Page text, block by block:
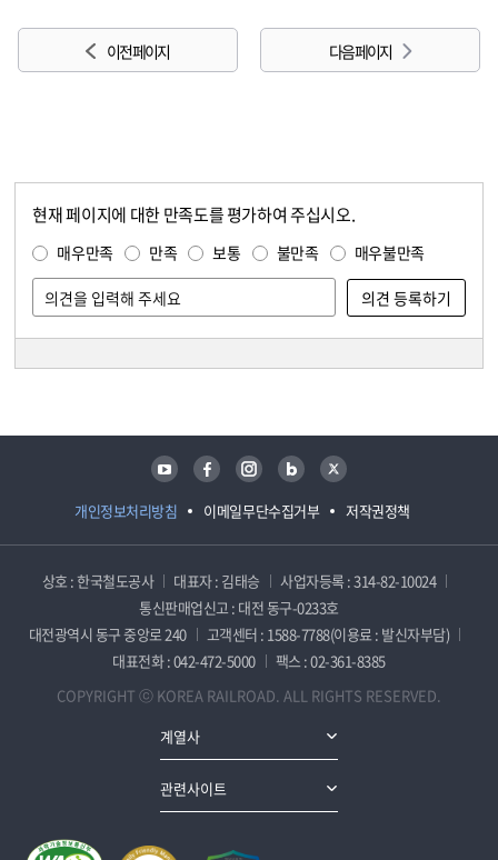
이전 페이지 다음 페이지
현재 페이지에 대한 만족도를 평가하여 주십시오.
매우만족 만족 보통 불만족 매우불만족
개인정보처리방침 이메일무단수집거부 저작권정책
유튜브 페이스북 인스타그램 블로그 트위터
상호 : 한국철도공사 대표자 : 김태승
사업자등록 : 314-82-10024
통신판매업신고 : 대전 동구-0233호
대전광역시 동구 중앙로 240
고객센터 : 1588-7788(이용료 : 발신자부담)
대표전화 : 042-472-5000
팩스 : 02-361-8385
COPYRIGHT ⓒ KOREA RAILROAD. ALL RIGHTS RESERVED.
계열사
관련사이트